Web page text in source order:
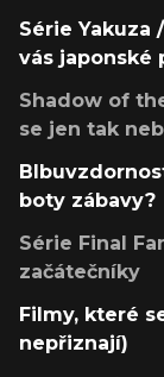
Série Yakuza
vás japonské
Shadow of
se jen tak
boty zábavy?
Série Final
začátečníky
Filmy, které
nepřiznají)